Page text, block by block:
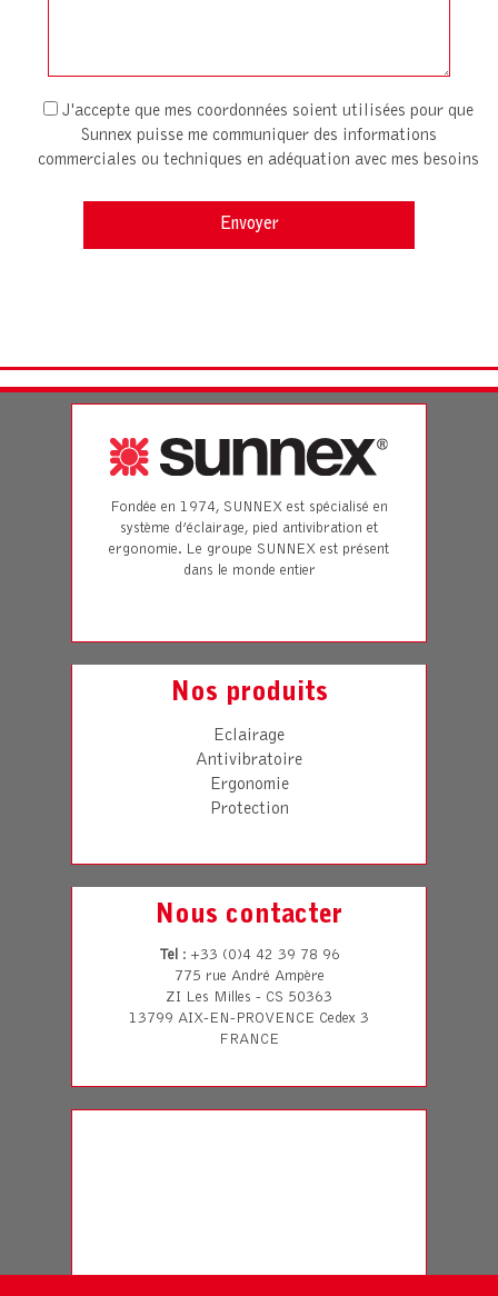
J'accepte que mes coordonnées soient utilisées pour que
Sunnex puisse me communiquer des informations
commerciales ou techniques en adéquation avec mes besoins
Fondée en 1974, SUNNEX est spécialisé en
système d’éclairage, pied antivibration et
ergonomie. Le groupe SUNNEX est présent
dans le monde entier
Nos produits
Eclairage
Antivibratoire
Ergonomie
Protection
Nous contacter
Tel : +33 (0)4 42 39 78 96
775 rue André Ampère
ZI Les Milles - CS 50363
13799 AIX-EN-PROVENCE Cedex 3
FRANCE